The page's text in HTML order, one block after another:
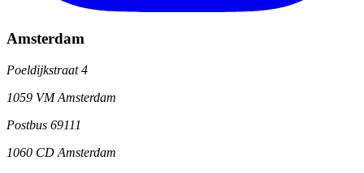
Amsterdam
Poeldijkstraat 4
1059 VM Amsterdam
Postbus 69111
1060 CD Amsterdam